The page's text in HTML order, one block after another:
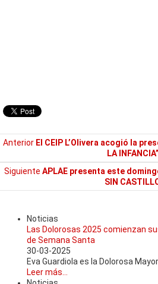
Anterior El CEIP L’Olivera acogió la
LA INFANCIA”
Siguiente APLAE presenta este
SIN
Noticias
Las Dolorosas 2025 comienzan
de Semana Santa
30-03-2025
Eva Guardiola es la Dolorosa
Leer más...